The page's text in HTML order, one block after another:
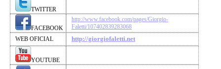
TWITTER
FACEBOOK
http://www.facebook.com/pages/Giorgio-
Faletti/107402839283068
WEB OFICIAL
http://giorgiofaletti.net
YOUTUBE